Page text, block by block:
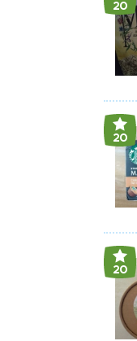
20
20
20